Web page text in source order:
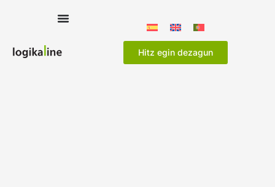
Hitz egin dezagun